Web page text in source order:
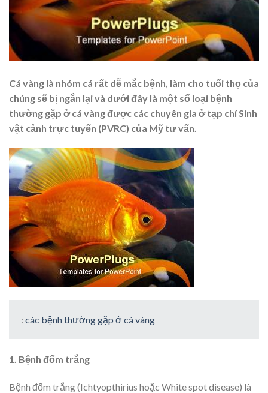
Cá vàng là nhóm cá rất dễ mắc bệnh, làm cho tuổi thọ của
chúng sẽ bị ngắn lại và dưới đây là một số loại bệnh
thường gặp ở cá vàng được các chuyên gia ở tạp chí Sinh
vật cảnh trực tuyến (PVRC) của Mỹ tư vấn.
: các bệnh thường gặp ở cá vàng
1. Bệnh đốm trắng
Bệnh đốm trắng (Ichtyopthirius hoặc White spot disease) là